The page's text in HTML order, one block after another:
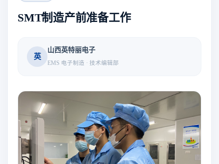
SMT制造产前准备工作
英
山西英特丽电子
EMS 电子制造 · 技术编辑部